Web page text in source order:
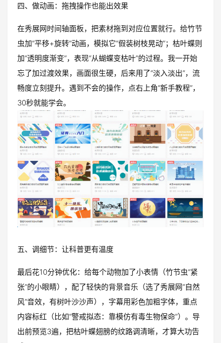
四、做动画：拖拽操作也能出效果
在秀展网时间轴面板，把素材拖到对应位置就行。给竹节
虫加“平移+旋转”动画，模拟它“假装树枝晃动”；枯叶蝶则
加“透明度渐变”，表现“从蝴蝶变枯叶”的过程。我一开始
忘了加过渡效果，画面很生硬，后来用了“淡入淡出”，流
畅度立刻提升。遇到不会的操作，点右上角“新手教程”，
30秒就能学会。
五、调细节：让科普更有温度
最后花10分钟优化：给每个动物加了小表情（竹节虫“紧
张”的小眼睛），配了轻快的背景音乐（选了秀展网“自然
风”音效，有树叶沙沙声），字幕用彩色加粗字体，重点
内容标红（比如“警戒拟态：靠模仿有毒生物保命”）。导
出前预览3遍，把枯叶蝶翅膀的纹路调清晰，才算大功告